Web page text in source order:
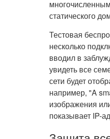
статического
Тестовая
несколько
вводил в
увидеть все
сети будет
например, "A
изображения
показывает IP-